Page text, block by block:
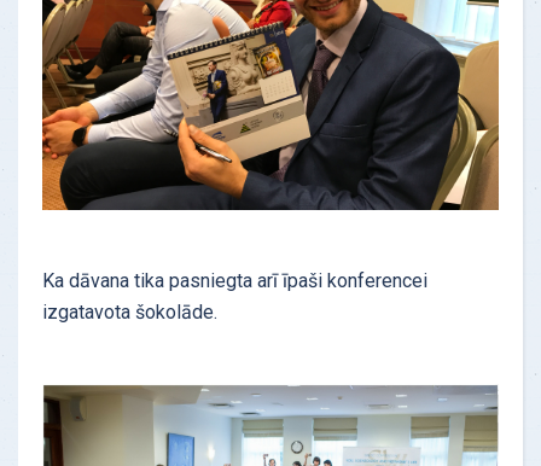
Ka dāvana tika pasniegta arī īpaši konferencei
izgatavota šokolāde.